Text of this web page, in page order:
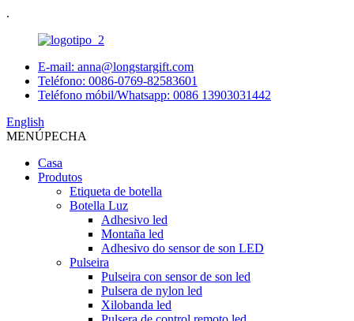
.
E-mail: anna@longstargift.com
Teléfono: 0086-0769-82583601
Teléfono móbil/Whatsapp: 0086 13903031442
English
MENÚPECHA
Casa
Produtos
Etiqueta de botella
Botella Luz
Adhesivo led
Montaña led
Adhesivo do sensor de son LED
Pulseira
Pulseira con sensor de son led
Pulsera de nylon led
Xilobanda led